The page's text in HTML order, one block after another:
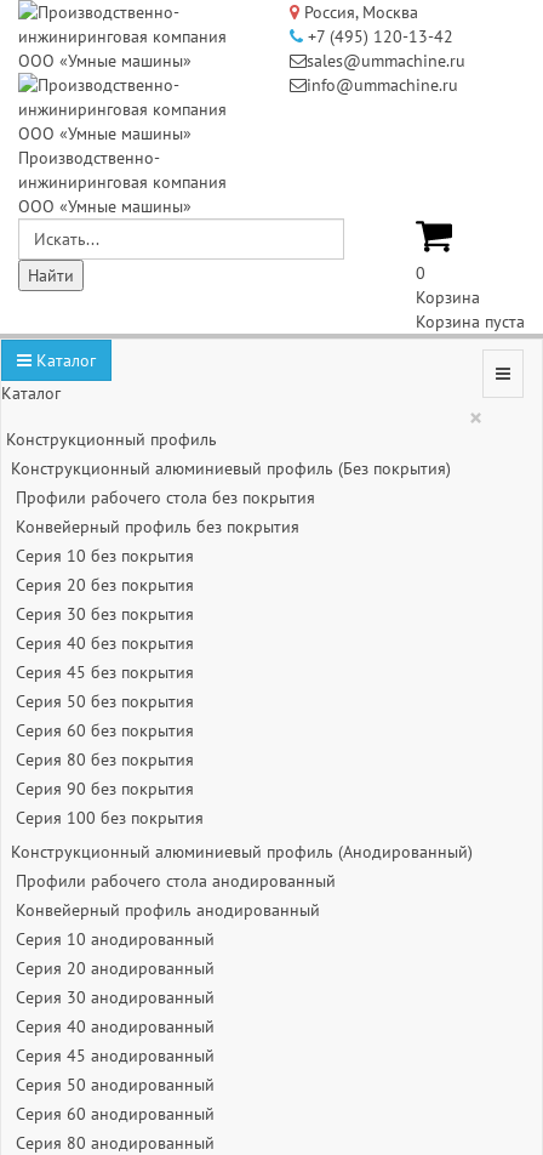
Производственно-
инжиниринговая компания
ООО «Умные машины»
Россия, Москва
+7 (495) 120-13-42
sales@ummachine.ru
info@ummachine.ru
0
Корзина
Корзина пуста
Каталог
Каталог
×
Конструкционный профиль
Конструкционный алюминиевый профиль (Без покрытия)
Профили рабочего стола без покрытия
Конвейерный профиль без покрытия
Серия 10 без покрытия
Серия 20 без покрытия
Серия 30 без покрытия
Серия 40 без покрытия
Серия 45 без покрытия
Серия 50 без покрытия
Серия 60 без покрытия
Серия 80 без покрытия
Серия 90 без покрытия
Серия 100 без покрытия
Конструкционный алюминиевый профиль (Анодированный)
Профили рабочего стола анодированный
Конвейерный профиль анодированный
Серия 10 анодированный
Серия 20 анодированный
Серия 30 анодированный
Серия 40 анодированный
Серия 45 анодированный
Серия 50 анодированный
Серия 60 анодированный
Серия 80 анодированный